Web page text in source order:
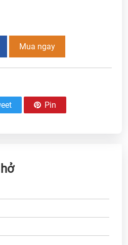
Mua ngay
Pin